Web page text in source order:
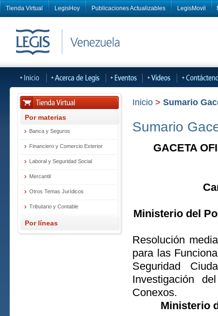
Tienda Virtual LegisHoy Publicaciones Actualizables LegisMovil
Por materias
Banca y Seguros
Financiero y Comercio Exterior
Laboral y Seguridad Social
Mercantil
Otros Temas Jurídicos
Tributario y Contable
Por líneas
Inicio > Sumario
Sumario
GACETA
Ministerio del
Resolución
para las
Seguridad
Investigación
Conexos.
Ministerio